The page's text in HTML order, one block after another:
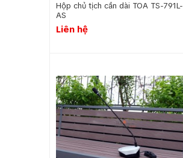
Hộp chủ tịch cần dài TOA TS-791L-
AS
Liên hệ